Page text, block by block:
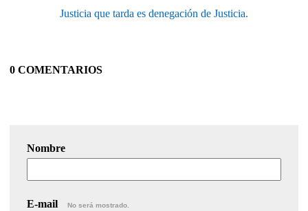
Justicia que tarda es denegación de Justicia.
0 COMENTARIOS
Nombre
E-mail No será mostrado.